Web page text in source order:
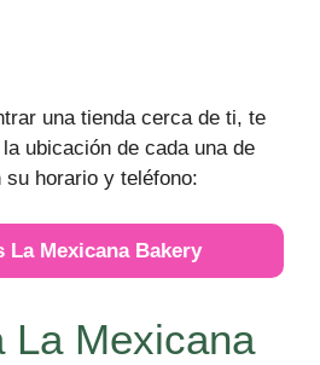
una tienda cerca de ti, te
ubicación de cada una de
horario y teléfono:
La Mexicana Bakery
La Mexicana